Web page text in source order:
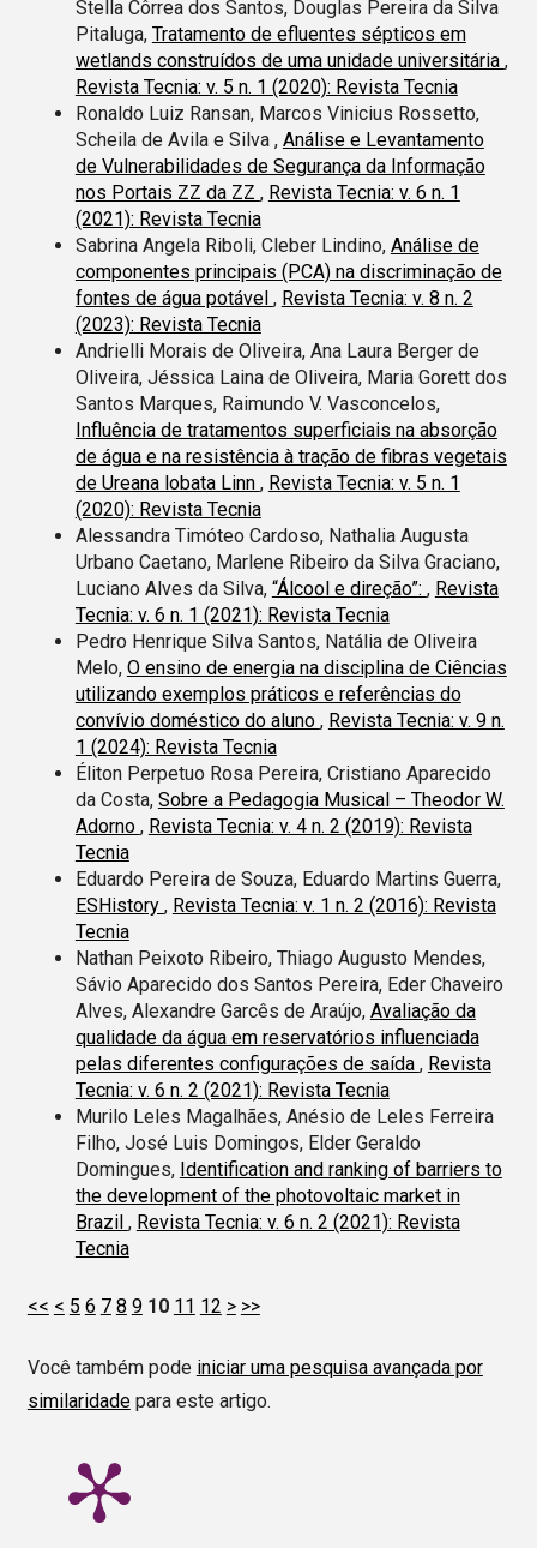
Stella Côrrea dos Santos, Douglas Pereira da Silva
Pitaluga, Tratamento de efluentes sépticos em
wetlands construídos de uma unidade universitária ,
Revista Tecnia: v. 5 n. 1 (2020): Revista Tecnia
Ronaldo Luiz Ransan, Marcos Vinicius Rossetto,
Scheila de Avila e Silva , Análise e Levantamento
de Vulnerabilidades de Segurança da Informação
nos Portais ZZ da ZZ , Revista Tecnia: v. 6 n. 1
(2021): Revista Tecnia
Sabrina Angela Riboli, Cleber Lindino, Análise de
componentes principais (PCA) na discriminação de
fontes de água potável , Revista Tecnia: v. 8 n. 2
(2023): Revista Tecnia
Andrielli Morais de Oliveira, Ana Laura Berger de
Oliveira, Jéssica Laina de Oliveira, Maria Gorett dos
Santos Marques, Raimundo V. Vasconcelos,
Influência de tratamentos superficiais na absorção
de água e na resistência à tração de fibras vegetais
de Ureana lobata Linn , Revista Tecnia: v. 5 n. 1
(2020): Revista Tecnia
Alessandra Timóteo Cardoso, Nathalia Augusta
Urbano Caetano, Marlene Ribeiro da Silva Graciano,
Luciano Alves da Silva, “Álcool e direção”: , Revista
Tecnia: v. 6 n. 1 (2021): Revista Tecnia
Pedro Henrique Silva Santos, Natália de Oliveira
Melo, O ensino de energia na disciplina de Ciências
utilizando exemplos práticos e referências do
convívio doméstico do aluno , Revista Tecnia: v. 9 n.
1 (2024): Revista Tecnia
Éliton Perpetuo Rosa Pereira, Cristiano Aparecido
da Costa, Sobre a Pedagogia Musical – Theodor W.
Adorno , Revista Tecnia: v. 4 n. 2 (2019): Revista
Tecnia
Eduardo Pereira de Souza, Eduardo Martins Guerra,
ESHistory , Revista Tecnia: v. 1 n. 2 (2016): Revista
Tecnia
Nathan Peixoto Ribeiro, Thiago Augusto Mendes,
Sávio Aparecido dos Santos Pereira, Eder Chaveiro
Alves, Alexandre Garcês de Araújo, Avaliação da
qualidade da água em reservatórios influenciada
pelas diferentes configurações de saída , Revista
Tecnia: v. 6 n. 2 (2021): Revista Tecnia
Murilo Leles Magalhães, Anésio de Leles Ferreira
Filho, José Luis Domingos, Elder Geraldo
Domingues, Identification and ranking of barriers to
the development of the photovoltaic market in
Brazil , Revista Tecnia: v. 6 n. 2 (2021): Revista
Tecnia
<< < 5 6 7 8 9 10 11 12 > >>
Você também pode iniciar uma pesquisa avançada por
similaridadepara este artigo.